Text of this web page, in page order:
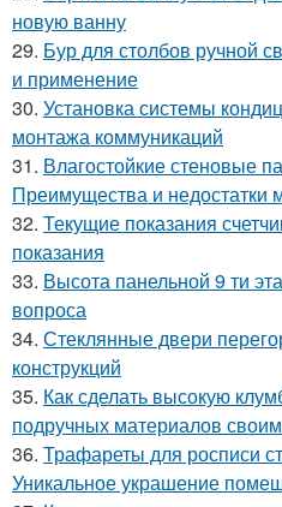
новую ванну
29. Бур для столбов ручной
и применение
30. Установка системы
монтажа коммуникаций
31. Влагостойкие стеновые
Преимущества и недостатки
32. Текущие показания
показания
33. Высота панельной 9 ти
вопроса
34. Стеклянные двери
конструкций
35. Как сделать высокую
подручных материалов
36. Трафареты для росписи
Уникальное украшение